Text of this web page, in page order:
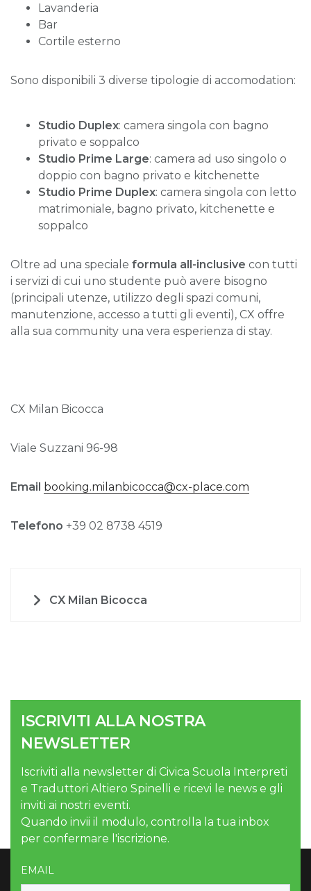
Lavanderia
Bar
Cortile esterno
Sono disponibili 3 diverse tipologie di accomodation:
Studio Duplex: camera singola con bagno
privato e soppalco
Studio Prime Large: camera ad uso singolo o
doppio con bagno privato e kitchenette
Studio Prime Duplex: camera singola con letto
matrimoniale, bagno privato, kitchenette e
soppalco
Oltre ad una speciale formula all-inclusive con tutti
i servizi di cui uno studente può avere bisogno
(principali utenze, utilizzo degli spazi comuni,
manutenzione, accesso a tutti gli eventi), CX offre
alla sua community una vera esperienza di stay.
CX Milan Bicocca
Viale Suzzani 96-98
Email booking.milanbicocca@cx-place.com
Telefono +39 02 8738 4519
CX Milan Bicocca
ISCRIVITI ALLA NOSTRA
NEWSLETTER
Iscriviti alla newsletter di Civica Scuola Interpreti
e Traduttori Altiero Spinelli e ricevi le news e gli
inviti ai nostri eventi.
Quando invii il modulo, controlla la tua inbox
per confermare l'iscrizione.
EMAIL